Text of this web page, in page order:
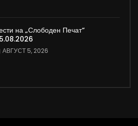
на „Слободен Печат“
АВГУСТ 5, 2026